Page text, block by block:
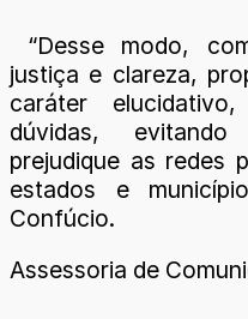
“Desse modo,
justiça e clareza,
caráter
dúvidas,
prejudique as redes
estados e
Confúcio.
Assessoria de